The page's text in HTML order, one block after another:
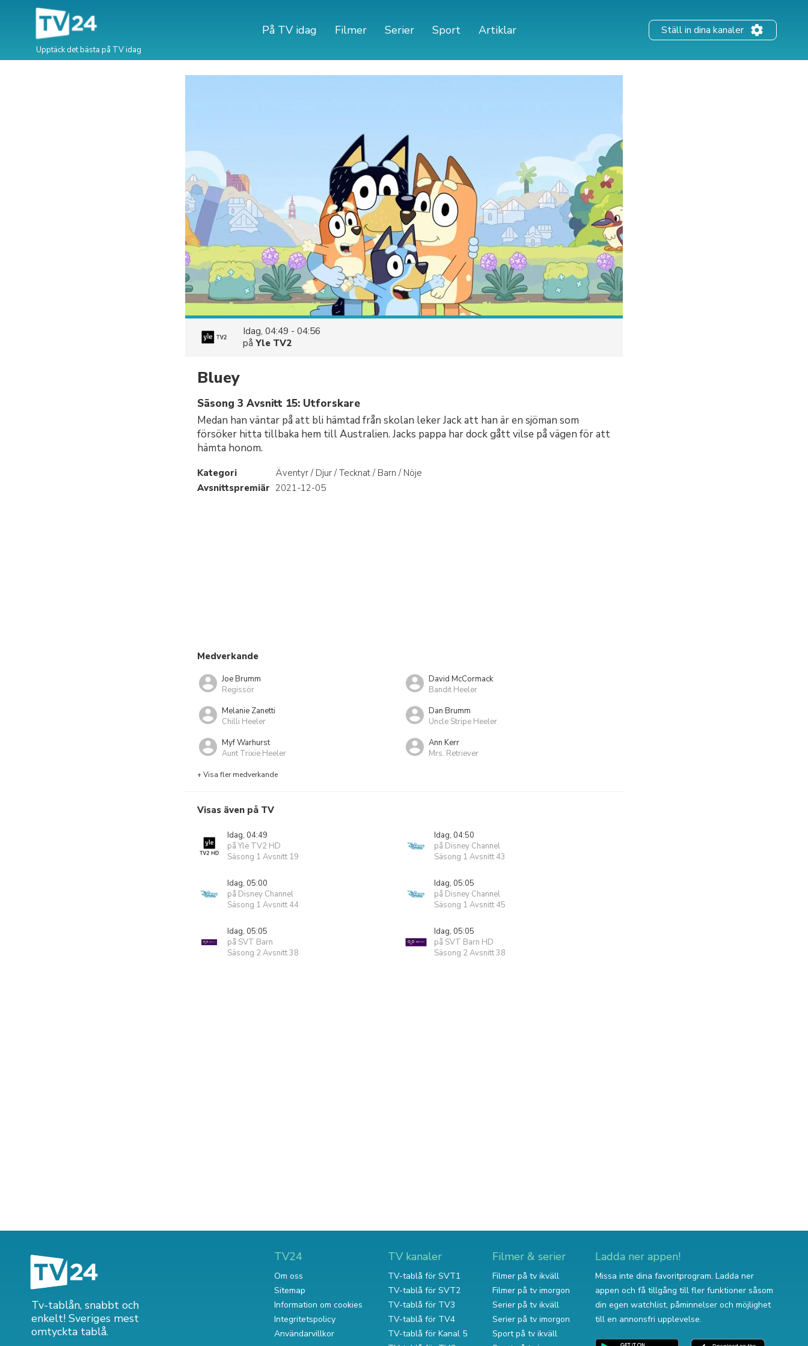
Upptäck det bästa på TV idag
På TV idag Filmer Serier Sport Artiklar Ställ in dina kanaler
Idag, 04:49 - 04:56
på Yle TV2
Bluey
Säsong 3 Avsnitt 15: Utforskare
Medan han väntar på att bli hämtad från skolan leker Jack att han är en sjöman som
försöker hitta tillbaka hem till Australien. Jacks pappa har dock gått vilse på vägen för att
hämta honom.
Kategori
Äventyr / Djur / Tecknat / Barn / Nöje
Avsnittspremiär 2021-12-05
Medverkande
Joe Brumm
Regissör
David McCormack
Bandit Heeler
Melanie Zanetti
Chilli Heeler
Dan Brumm
Uncle Stripe Heeler
Myf Warhurst
Aunt Trixie Heeler
Ann Kerr
Mrs. Retriever
+ Visa fler medverkande
Visas även på TV
Idag, 04:49
på Yle TV2 HD
Säsong 1 Avsnitt 19
Idag, 04:50
på Disney Channel
Säsong 1 Avsnitt 43
Idag, 05:00
på Disney Channel
Säsong 1 Avsnitt 44
Idag, 05:05
på Disney Channel
Säsong 1 Avsnitt 45
Idag, 05:05
på SVT Barn
Säsong 2 Avsnitt 38
Idag, 05:05
på SVT Barn HD
Säsong 2 Avsnitt 38
Tv-tablån, snabbt och
enkelt! Sveriges mest
omtyckta tablå.
TV24
Om oss
Sitemap
Information om cookies
Integritetspolicy
Användarvillkor
TV kanaler
TV-tablå för SVT1
TV-tablå för SVT2
TV-tablå för TV3
TV-tablå för TV4
TV-tablå för Kanal 5
Filmer & serier
Filmer på tv ikväll
Filmer på tv imorgon
Serier på tv ikväll
Serier på tv imorgon
Sport på tv ikväll
Ladda ner appen!
Missa inte dina favoritprogram. Ladda ner
appen och få tillgång till fler funktioner såsom
din egen watchlist, påminnelser och möjlighet
till en annonsfri upplevelse.